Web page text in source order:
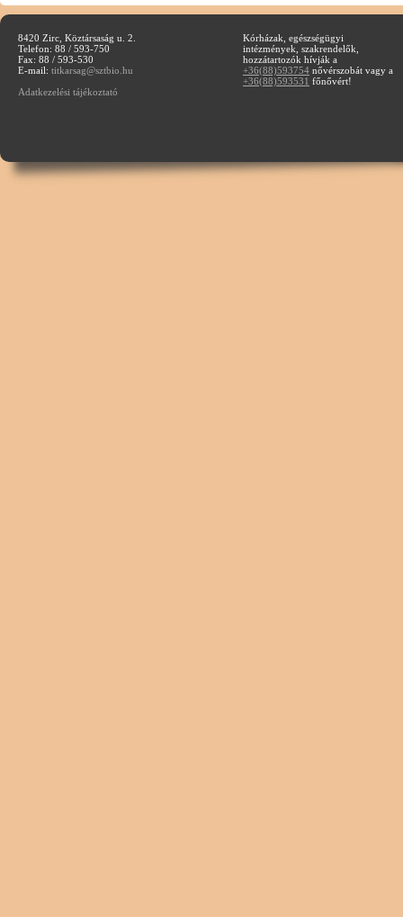
8420 Zirc, Köztársaság u. 2.
Telefon: 88 / 593-750
Fax: 88 / 593-530
E-mail: titkarsag@sztbio.hu
Adatkezelési tájékoztató
Kórházak, egészségügyi
intézmények, szakrendelők,
hozzátartozók hívják a
+36(88)593754 nővérszobát vagy a
+36(88)593531 főnővért!